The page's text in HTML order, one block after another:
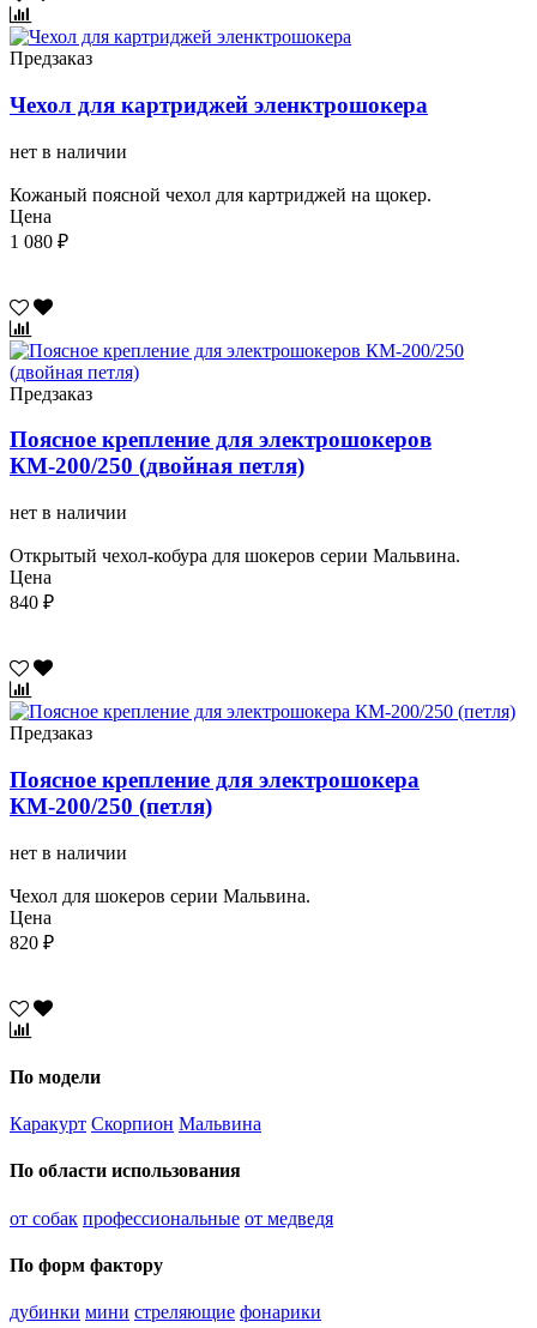
Предзаказ
Чехол для картриджей эленктрошокера
нет в наличии
Кожаный поясной чехол для картриджей на щокер.
Цена
1 080 ₽
Предзаказ
Поясное крепление для электрошокеров
КМ-200/250 (двойная петля)
нет в наличии
Открытый чехол-кобура для шокеров серии Мальвина.
Цена
840 ₽
Предзаказ
Поясное крепление для электрошокера
КМ-200/250 (петля)
нет в наличии
Чехол для шокеров серии Мальвина.
Цена
820 ₽
По модели
Каракурт Скорпион Мальвина
По области использования
от собак профессиональные от медведя
По форм фактору
дубинки мини стреляющие фонарики